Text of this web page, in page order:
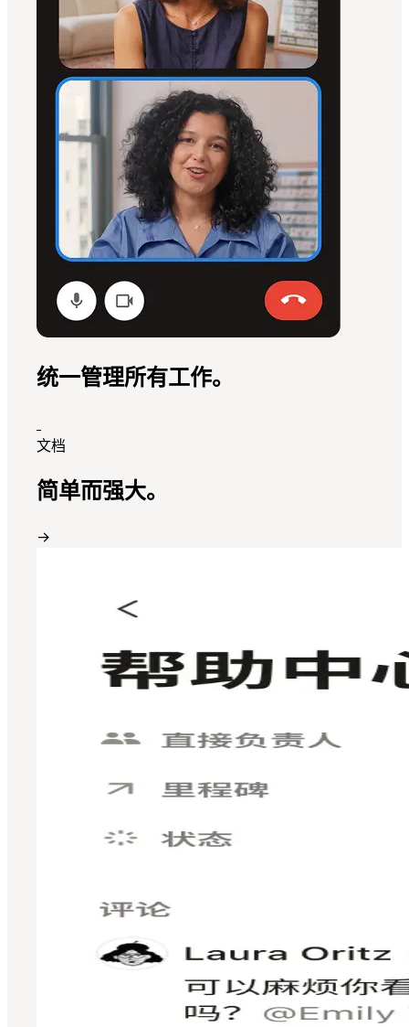
统一管理所有工作。
文档
简单而强大。
→